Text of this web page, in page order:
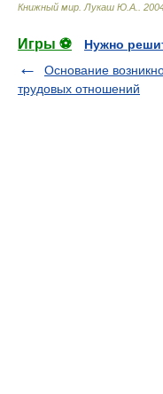
Книжный мир Лукаш Ю.А.
Игры ⚽
Нужно
Основание
трудовых отношений